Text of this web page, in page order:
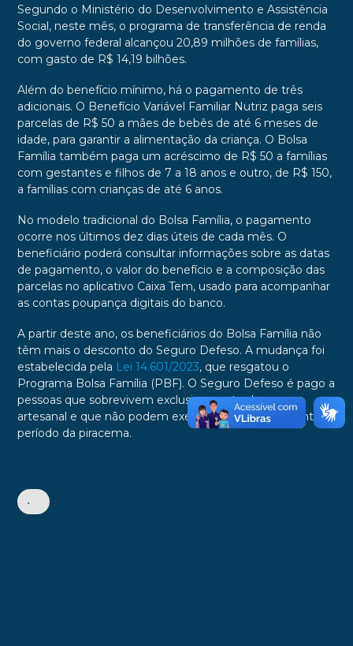
Segundo o Ministério do Desenvolvimento e Assistência
Social, neste mês, o programa de transferência de renda
do governo federal alcançou 20,89 milhões de famílias,
com gasto de R$ 14,19 bilhões.
Além do benefício mínimo, há o pagamento de três
adicionais. O Benefício Variável Familiar Nutriz paga seis
parcelas de R$ 50 a mães de bebês de até 6 meses de
idade, para garantir a alimentação da criança. O Bolsa
Família também paga um acréscimo de R$ 50 a famílias
com gestantes e filhos de 7 a 18 anos e outro, de R$ 150,
a famílias com crianças de até 6 anos.
No modelo tradicional do Bolsa Família, o pagamento
ocorre nos últimos dez dias úteis de cada mês. O
beneficiário poderá consultar informações sobre as datas
de pagamento, o valor do benefício e a composição das
parcelas no aplicativo Caixa Tem, usado para acompanhar
as contas poupança digitais do banco.
A partir deste ano, os beneficiários do Bolsa Família não
têm mais o desconto do Seguro Defeso. A mudança foi
estabelecida pela Lei 14.601/2023, que resgatou o
Programa Bolsa Família (PBF). O Seguro Defeso é pago a
pessoas que sobrevivem exclusivamente da pesca
artesanal e que não podem exercer a atividade durante o
período da piracema.
•